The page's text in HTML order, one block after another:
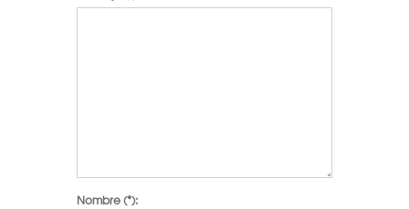
Nombre(*):